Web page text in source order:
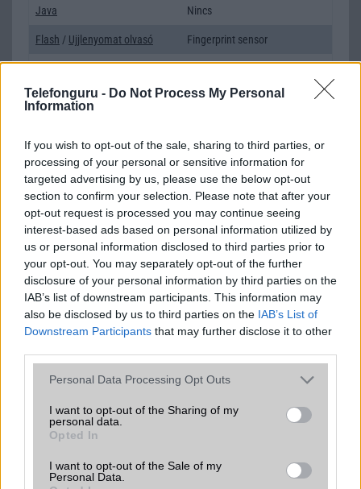
Telefonguru - Do Not Process My Personal
Information
If you wish to opt-out of the sale, sharing to third parties, or
processing of your personal or sensitive information for
targeted advertising by us, please use the below opt-out
section to confirm your selection. Please note that after your
opt-out request is processed you may continue seeing
interest-based ads based on personal information utilized by
us or personal information disclosed to third parties prior to
your opt-out. You may separately opt-out of the further
disclosure of your personal information by third parties on the
IAB’s list of downstream participants. This information may
also be disclosed by us to third parties on the IAB’s List of
Downstream Participants that may further disclose it to other
Please note that this website/app uses one or more Google
not limited to your visit or usage behaviour. You may click to
grant or deny consent to Google and its third-party tags to
use your data for below specified purposes in below Google
consent section.
Personal Data Processing Opt Outs
I want to opt-out of the Sharing of my
personal data.
Opted In
I want to opt-out of the Sale of my
Personal Data.
Java Nincs
Flash / Ujjlenyomat olvasó Fingerprint sensor
SNS integráció alap szolgáltatás
Organizer alap szolgáltatás
Office alkalmazások alap szolgáltatás
Iránytũ ecompass
Extrák Nincs
EGYÉB
Vibra jelzés alap szolgáltatás
SIM típus nanoSIM
SIM-ek száma 2
Flight mode Van
Funkciók
Van hátul egy 2. képernyõje is:
Brand Strapabíró